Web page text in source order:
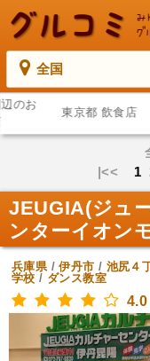
全国
のお
東京都 飲食店
|<< 1
JEUGIA(ジュ
ンターイオン
兵庫県/伊丹市 / 池尻４
学校 / ダンス教室
4.0